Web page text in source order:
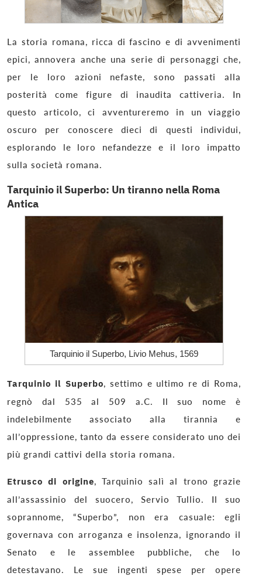
La storia romana, ricca di fascino e di avvenimenti
epici, annovera anche una serie di personaggi che,
per le loro azioni nefaste, sono passati alla
posterità come figure di inaudita cattiveria. In
questo articolo, ci avventureremo in un viaggio
oscuro per conoscere dieci di questi individui,
esplorando le loro nefandezze e il loro impatto
sulla società romana.
Tarquinio il Superbo: Un tiranno nella Roma
Antica
Tarquinio il Superbo, Livio Mehus, 1569
Tarquinio il Superbo, settimo e ultimo re di Roma,
regnò dal 535 al 509 a.C. Il suo nome è
indelebilmente associato alla tirannia e
all’oppressione, tanto da essere considerato uno dei
più grandi cattivi della storia romana.
Etrusco di origine, Tarquinio salì al trono grazie
all’assassinio del suocero, Servio Tullio. Il suo
soprannome, “Superbo”, non era casuale: egli
governava con arroganza e insolenza, ignorando il
Senato e le assemblee pubbliche, che lo
detestavano. Le sue ingenti spese per opere